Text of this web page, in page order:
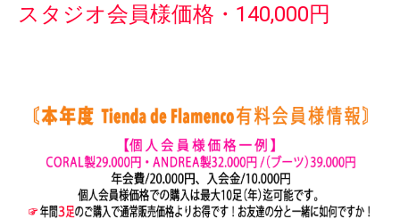
スタジオ会員様価格・140,000円